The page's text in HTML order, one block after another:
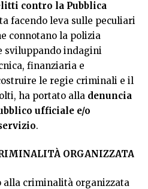
contro la Pubblica
facendo leva sulle peculiari
connotano la polizia
sviluppando indagini
finanziaria e
le regie criminali e il
ha portato alla denuncia
ufficiale e/o
.
ORGANIZZATA
alla criminalità organizzata